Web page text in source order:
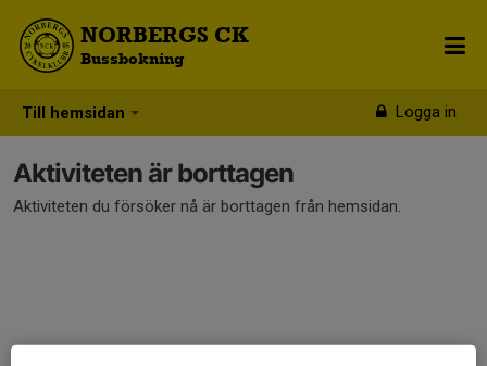
Till hemsidan Logga in
NORBERGS CK
Bussbokning
Aktiviteten är borttagen
Aktiviteten du försöker nå är borttagen från hemsidan.